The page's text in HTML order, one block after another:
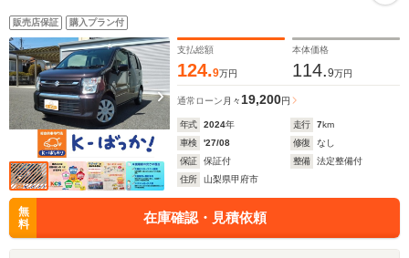
販売店保証 購入プラン付
支払総額
124.9万円
本体価格
114.9万円
通常ローン 月々 19,200円
年式 2024年 走行 7km
車検
'27/08 修復
なし
保証
保証付 整備
法定整備付
住所
山梨県甲府市
無
料
在庫確認・見積依頼